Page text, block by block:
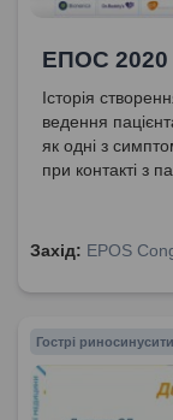
ЕПОС 2020
Історія
ведення
як одні з
при контакті з
Захід: EPOS
Гострі риносинусити